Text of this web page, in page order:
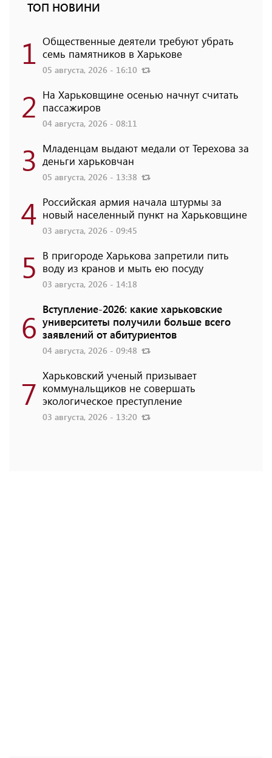
ТОП НОВИНИ
1 Общественные деятели требуют убрать
семь памятников в Харькове
05 августа, 2026 - 16:10
2 На Харьковщине осенью начнут считать
пассажиров
04 августа, 2026 - 08:11
3 Младенцам выдают медали от Терехова за
деньги харьковчан
05 августа, 2026 - 13:38
4 Российская армия начала штурмы за
новый населенный пункт на Харьковщине
03 августа, 2026 - 09:45
5 В пригороде Харькова запретили пить
воду из кранов и мыть ею посуду
03 августа, 2026 - 14:18
6 Вступление-2026: какие харьковские
университеты получили больше всего
заявлений от абитуриентов
04 августа, 2026 - 09:48
7 Харьковский ученый призывает
коммунальщиков не совершать
экологическое преступление
03 августа, 2026 - 13:20